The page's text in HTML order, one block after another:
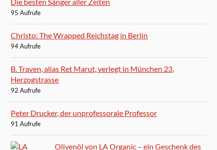
95 Aufrufe
Christo: The Wrapped Reichstag in Berlin
94 Aufrufe
B. Traven, alias Ret Marut, verlegt in München 23,
Herzogstrasse
92 Aufrufe
Peter Drucker, der unprofessorale Professor
91 Aufrufe
Olivenöl von LA Organic – ein Geschenk des